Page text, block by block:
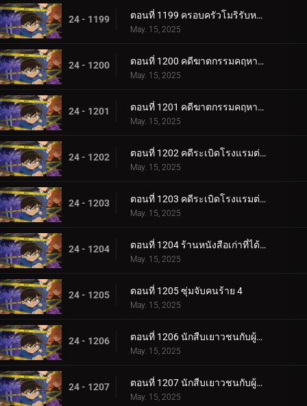
24 - 1199 ตอนที่ 1199 ครอบครัวโมริรับหน้าที่เฝ้าบ้าน
May. 15, 2025
24 - 1200 ตอนที่ 1200 คดีฆาตกรรมคฤหาสน์รัมโป (ตอนแรก)
May. 15, 2025
24 - 1201 ตอนที่ 1201 คดีฆาตกรรมคฤหาสน์รัมโป (ตอนจบ)
May. 15, 2025
24 - 1202 ตอนที่ 1202 คดีระเบิดโรงแรมต่อเนื่อง (ตอนแรก)
May. 15, 2025
24 - 1203 ตอนที่ 1203 คดีระเบิดโรงแรมต่อเนื่อง (ตอนจบ)
May. 15, 2025
24 - 1204 ตอนที่ 1204 ร้านหนังสือเก่าที่ได้ยินเสียงหวูด 4
May. 15, 2025
24 - 1205 ตอนที่ 1205 ซุ่มจับคนร้าย 4
May. 15, 2025
24 - 1206 ตอนที่ 1206 นักสืบเยาวชนกับผู้ดูแลทั้งสอง (ตอนแรก)
May. 15, 2025
24 - 1207 ตอนที่ 1207 นักสืบเยาวชนกับผู้ดูแลทั้งสอง (ตอนจบ)
May. 15, 2025